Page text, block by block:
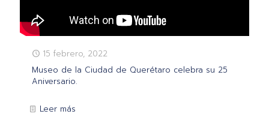
15 febrero, 2022
Museo de la Ciudad de Querétaro celebra su 25
Aniversario.
Leer más